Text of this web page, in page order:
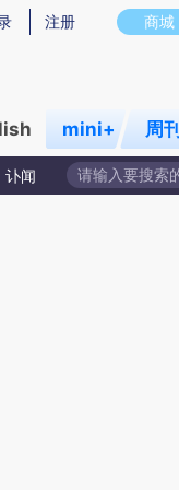
意图存在偏差。不代表财
商城
注册
mini+ 周刊
讣闻